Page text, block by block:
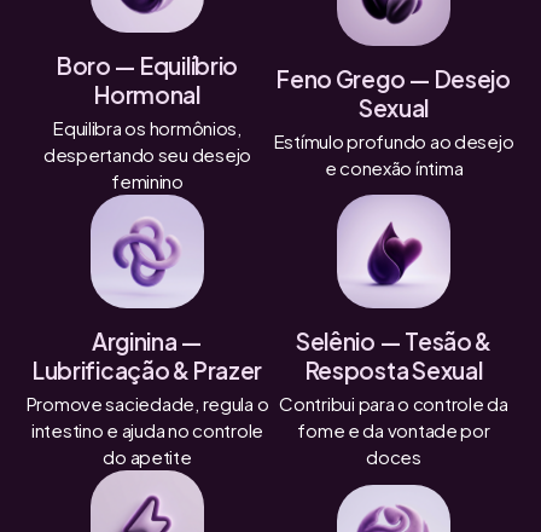
Boro — Equilíbrio
Hormonal
Equilibra os hormônios,
despertando seu desejo
feminino
Feno Grego — Desejo
Sexual
Estímulo profundo ao desejo
e conexão íntima
Arginina —
Lubrificação & Prazer
Promove saciedade, regula o
intestino e ajuda no controle
do apetite
Selênio — Tesão &
Resposta Sexual
Contribui para o controle da
fome e da vontade por
doces